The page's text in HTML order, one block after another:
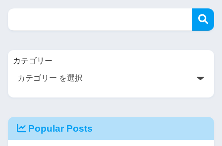
カテゴリー
Popular Posts